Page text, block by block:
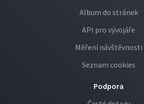
Album do stránek
API pro vývojáře
Měření návštěvnosti
Seznam cookies
Podpora